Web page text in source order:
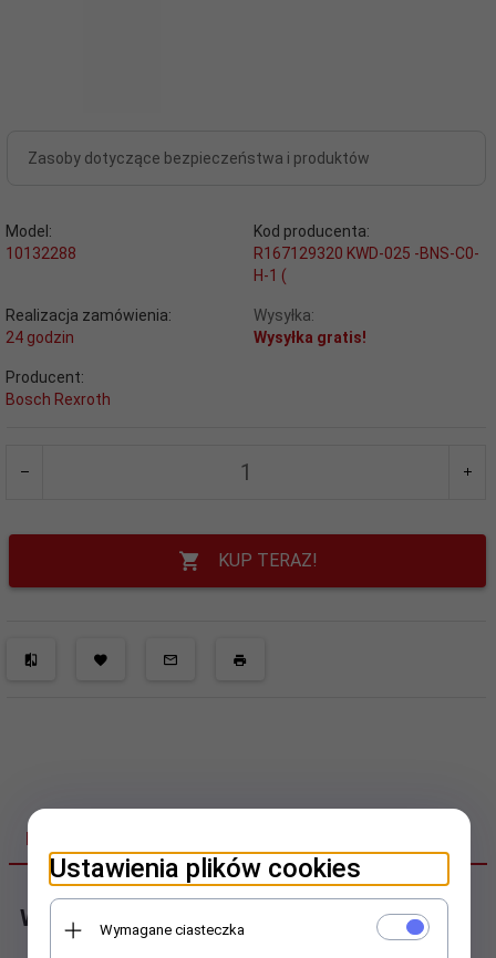
Zasoby dotyczące bezpieczeństwa i produktów
Model:
10132288
Kod producenta:
R167129320 KWD-025 -BNS-C0-
H-1 (
Realizacja zamówienia:
24 godzin
Wysyłka:
Wysyłka gratis!
Producent:
Bosch Rexroth
KUP TERAZ!
Wózek profilowy
Ustawienia plików cookies
Wymagane ciasteczka